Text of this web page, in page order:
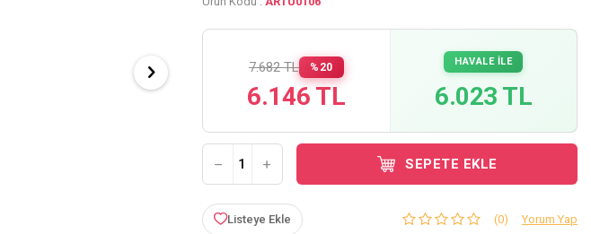
7.682 TL %20
6.146 TL
HAVALE İLE
6.023 TL
SEPETE EKLE
Listeye Ekle (0) Yorum Yap